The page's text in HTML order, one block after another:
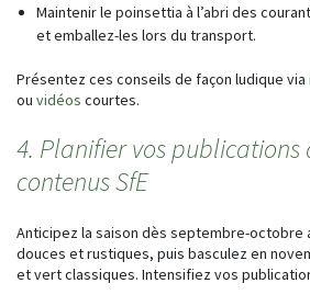
Maintenir le poinsettia à l’abri des
et emballez-les lors du transport.
Présentez ces conseils de façon ludique via
ou vidéos courtes.
4. Planifier vos publications
contenus SfE
Anticipez la saison dès septembre-octobre
douces et rustiques, puis basculez en
et vert classiques. Intensifiez vos